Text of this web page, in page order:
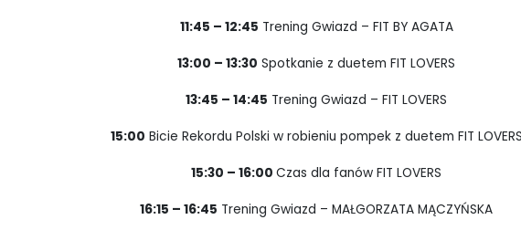
11:45 – 12:45 Trening Gwiazd – FIT BY AGATA
13:00 – 13:30 Spotkanie z duetem FIT LOVERS
13:45 – 14:45 Trening Gwiazd – FIT LOVERS
15:00 Bicie Rekordu Polski w robieniu pompek z duetem FIT
15:30 – 16:00 Czas dla fanów FIT LOVERS
16:15 – 16:45 Trening Gwiazd – MAŁGORZATA MĄCZYŃSKA